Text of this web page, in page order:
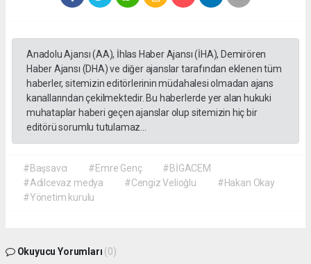
Anadolu Ajansı (AA), İhlas Haber Ajansı (İHA), Demirören
Haber Ajansı (DHA) ve diğer ajanslar tarafından eklenen tüm
haberler, sitemizin editörlerinin müdahalesi olmadan ajans
kanallarından çekilmektedir. Bu haberlerde yer alan hukuki
muhataplar haberi geçen ajanslar olup sitemizin hiç bir
editörü sorumlu tutulamaz...
#Başsavcı #Emre Genç
#BİGACEM
#Adilcevaz medya
#Cengiz Velioğlu
#Hakan Okay
#Yönetim kurulu
Okuyucu Yorumları (0)